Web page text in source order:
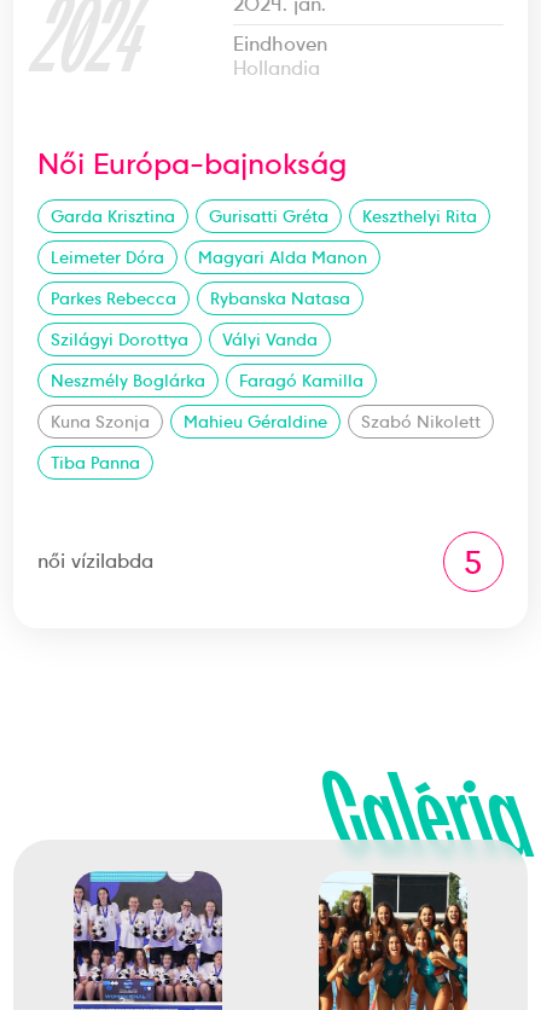
2024
Eindhoven
Hollandia
Női Európa-bajnokság
Garda Krisztina Gurisatti Gréta
Keszthelyi Rita
Leimeter Dóra
Magyari Alda Manon
Parkes Rebecca
Rybanska Natasa
Szilágyi Dorottya
Vályi Vanda
Neszmély Boglárka
Faragó Kamilla
Kuna Szonja
Mahieu Géraldine
Szabó Nikolett
Tiba Panna
női vízilabda 5
Galéria